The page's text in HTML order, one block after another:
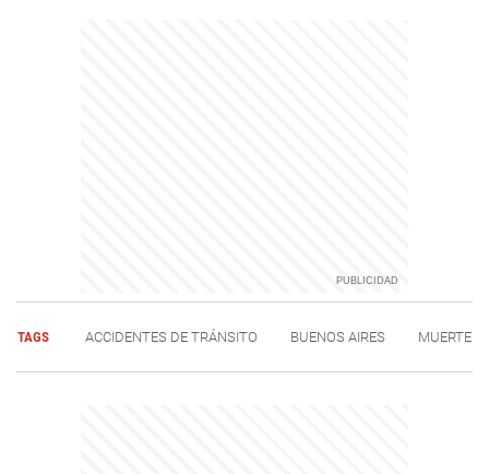
TAGS ACCIDENTES DE TRÁNSITO BUENOS AIRES MUERTE